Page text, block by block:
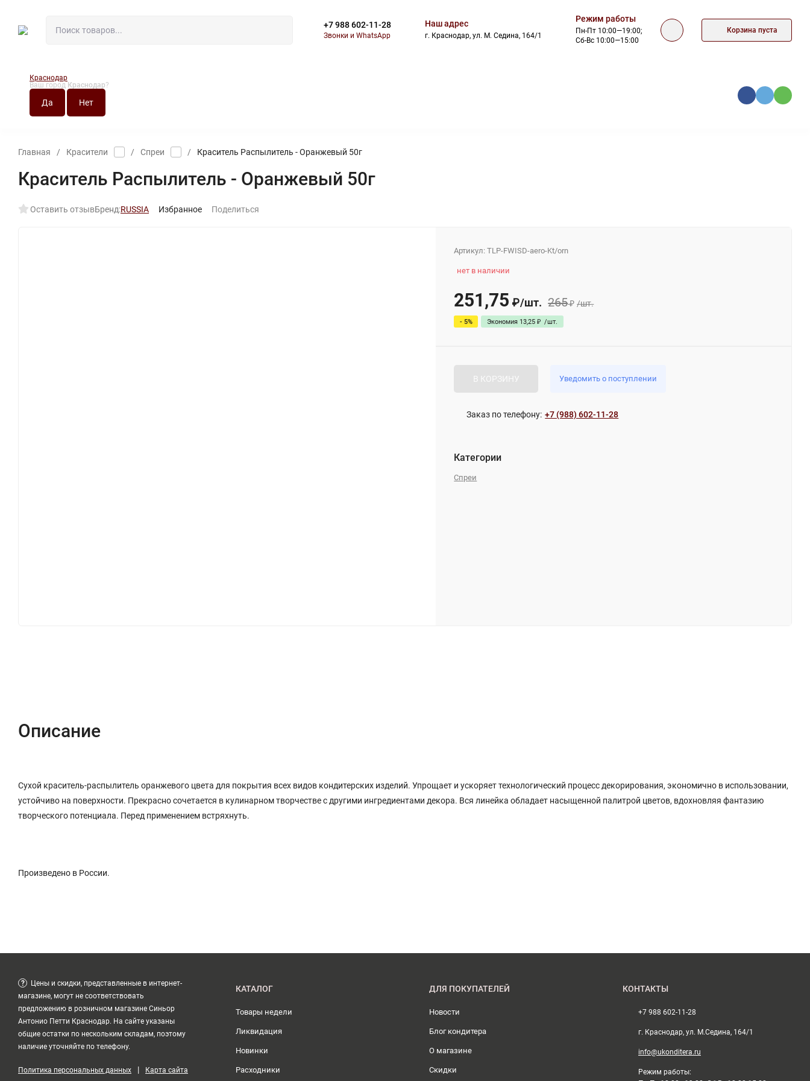
+7 988 602-11-28
Звонки и WhatsApp
Наш адрес
г. Краснодар, ул. М. Седина, 164/1
Режим работы
Пн-Пт 10:00—19:00;
Сб-Вс 10:00—15:00
Корзина пуста
Краснодар
Ваш город Краснодар?
Главная / Красители / Спреи / Краситель Распылитель - Оранжевый 50г
Краситель Распылитель - Оранжевый 50г
Оставить отзывБренд:RUSSIA Избранное Поделиться
Артикул:TLP-FWISD-aero-Kt/orn
нет в наличии
251,75 ₽/шт. 265₽ /шт.
- 5% Экономия 13,25 ₽ /шт.
В КОРЗИНУ Уведомить о поступлении
Заказ по телефону: +7 (988) 602-11-28
Категории
Спреи
Описание
Сухой краситель-распылитель оранжевого цвета для покрытия всех видов кондитерских изделий. Упрощает и ускоряет технологический процесс декорирования, экономично в использовании,
устойчиво на поверхности. Прекрасно сочетается в кулинарном творчестве с другими ингредиентами декора. Вся линейка обладает насыщенной палитрой цветов, вдохновляя фантазию
творческого потенциала. Перед применением встряхнуть.
Произведено в России.
?
Цены и скидки, представленные в интернет-
магазине, могут не соответствовать
предложению в розничном магазине Синьор
Антонио Петти Краснодар. На сайте указаны
общие остатки по нескольким складам, поэтому
наличие уточняйте по телефону.
Политика персональных данных | Карта сайта
КАТАЛОГ
Товары недели
Ликвидация
Новинки
Расходники
ДЛЯ ПОКУПАТЕЛЕЙ
Новости
Блог кондитера
О магазине
Скидки
КОНТАКТЫ
+7 988 602-11-28
г. Краснодар, ул. М.Седина, 164/1
info@ukonditera.ru
Режим работы: